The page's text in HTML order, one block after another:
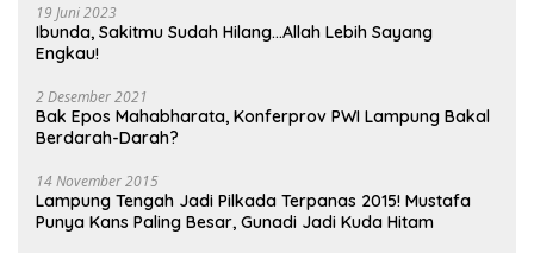
19 Juni 2023
Ibunda, Sakitmu Sudah Hilang…Allah Lebih Sayang
Engkau!
2 Desember 2021
Bak Epos Mahabharata, Konferprov PWI Lampung Bakal
Berdarah-Darah?
14 November 2015
Lampung Tengah Jadi Pilkada Terpanas 2015! Mustafa
Punya Kans Paling Besar, Gunadi Jadi Kuda Hitam